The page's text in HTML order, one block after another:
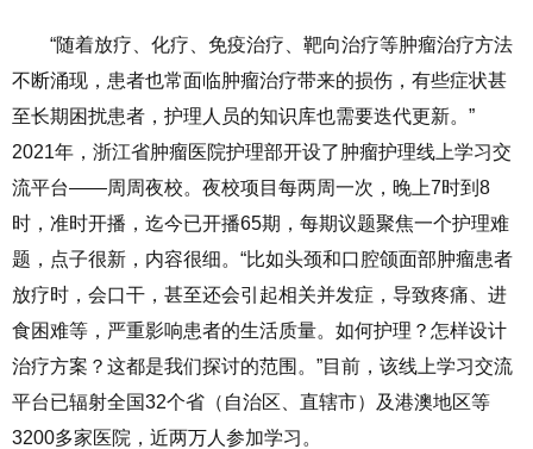
“随着放疗、化疗、免疫治疗、靶向治疗等肿瘤治疗方法
不断涌现，患者也常面临肿瘤治疗带来的损伤，有些症状甚
至长期困扰患者，护理人员的知识库也需要迭代更新。”
2021年，浙江省肿瘤医院护理部开设了肿瘤护理线上学习交
流平台——周周夜校。夜校项目每两周一次，晚上7时到8
时，准时开播，迄今已开播65期，每期议题聚焦一个护理难
题，点子很新，内容很细。“比如头颈和口腔颌面部肿瘤患者
放疗时，会口干，甚至还会引起相关并发症，导致疼痛、进
食困难等，严重影响患者的生活质量。如何护理？怎样设计
治疗方案？这都是我们探讨的范围。”目前，该线上学习交流
平台已辐射全国32个省（自治区、直辖市）及港澳地区等
3200多家医院，近两万人参加学习。